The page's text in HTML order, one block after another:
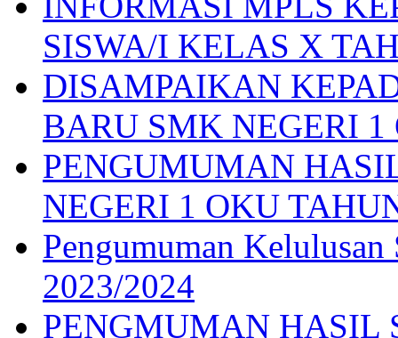
SISWA/I KELAS X
DISAMPAIKAN
BARU SMK NEGERI 1
PENGUMUMAN
NEGERI 1 OKU
Pengumuman
2023/2024
PENGMUMAN HASIL